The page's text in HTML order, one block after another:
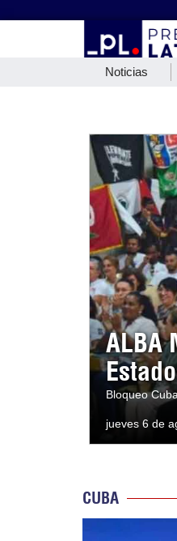
Noticias
ALBA
Bloqueo
jueves 6 de
CUBA